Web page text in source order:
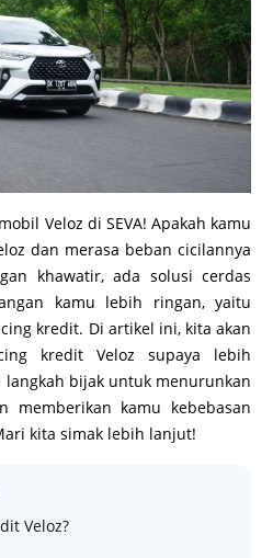
Veloz di SEVA! Apakah kamu
dan merasa beban cicilannya
khawatir, ada solusi cerdas
kamu lebih ringan, yaitu
kredit. Di artikel ini, kita akan
kredit Veloz supaya lebih
langkah bijak untuk menurunkan
memberikan kamu kebebasan
kita simak lebih lanjut!
Veloz?